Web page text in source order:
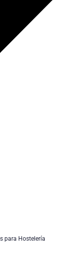
para Hostelería